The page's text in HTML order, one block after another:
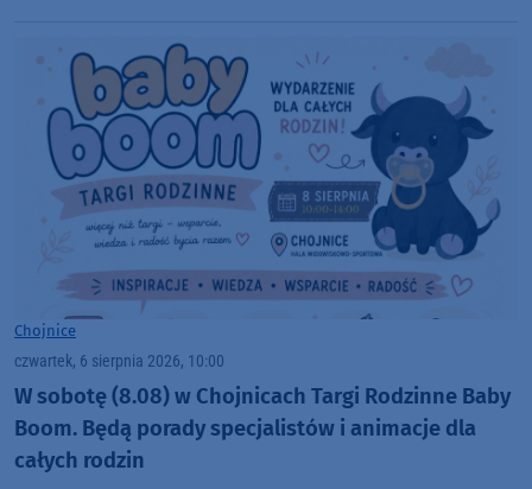
Chojnice
czwartek, 6 sierpnia 2026, 10:00
W sobotę (8.08) w Chojnicach Targi Rodzinne Baby
Boom. Będą porady specjalistów i animacje dla
całych rodzin